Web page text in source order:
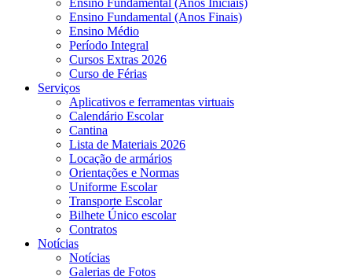
Ensino Fundamental (Anos Iniciais)
Ensino Fundamental (Anos Finais)
Ensino Médio
Período Integral
Cursos Extras 2026
Curso de Férias
Serviços
Aplicativos e ferramentas virtuais
Calendário Escolar
Cantina
Lista de Materiais 2026
Locação de armários
Orientações e Normas
Uniforme Escolar
Transporte Escolar
Bilhete Único escolar
Contratos
Notícias
Notícias
Galerias de Fotos